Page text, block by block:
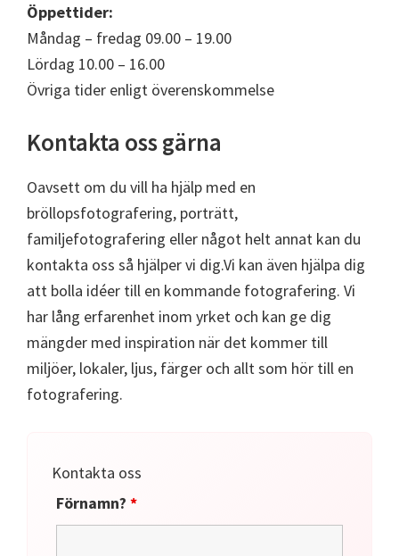
Öppettider:
Måndag – fredag 09.00 – 19.00
Lördag 10.00 – 16.00
Övriga tider enligt överenskommelse
Kontakta oss gärna
Oavsett om du vill ha hjälp med en
bröllopsfotografering, porträtt,
familjefotografering eller något helt annat kan du
kontakta oss så hjälper vi dig.Vi kan även hjälpa dig
att bolla idéer till en kommande fotografering. Vi
har lång erfarenhet inom yrket och kan ge dig
mängder med inspiration när det kommer till
miljöer, lokaler, ljus, färger och allt som hör till en
fotografering.
Kontakta oss
Förnamn?*